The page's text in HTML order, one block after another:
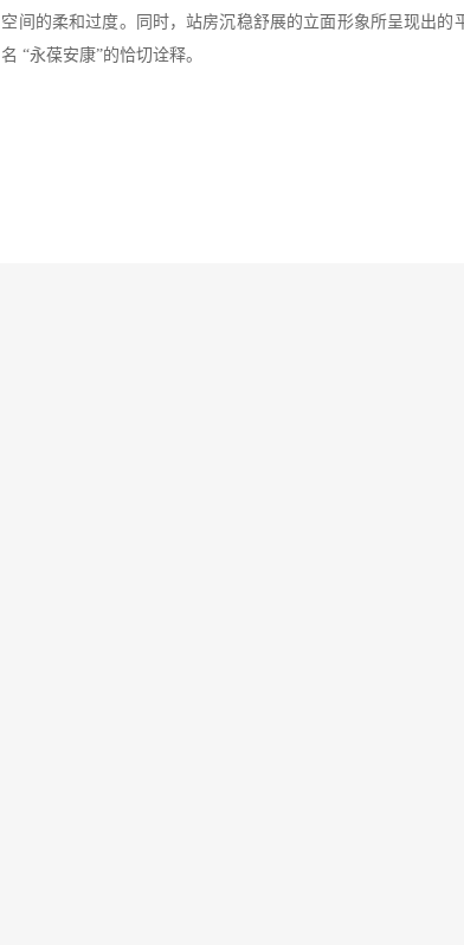
空间的柔和过度。同时，站房沉稳舒展的立面形象所呈现出的
名 “永葆安康”的恰切诠释。